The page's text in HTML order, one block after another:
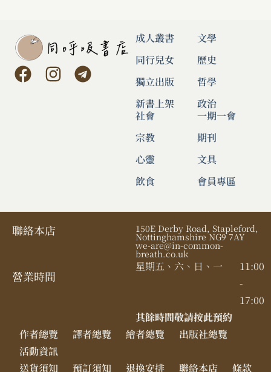
成人叢書
同行兒女
獨立出版
新書上架
文學
歷史
哲學
政治
社會
宗教
心靈
飲食
一期一會
期刊
文具
會員專區
聯絡本店 150E Derby Road, Stapleford,
Nottinghamshire NG9 7AY
we-are@in-common-
breath.co.uk
營業時間​
星期五、六、日、一
11:00
-
17:00
其餘時間敬請按此預約
作者總覽
譯者總覽 繪者總覽
出版社總覽
活動資訊
送貨須知
預訂須知 退換安排 聯絡本店 條款